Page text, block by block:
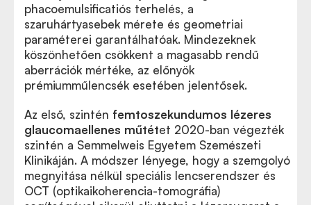
phacoemulsificatiós terhelés, a
szaruhártyasebek mérete és geometriai
paraméterei garantálhatóak. Mindezeknek
köszönhetően csökkent a magasabb rendű
aberrációk mértéke, az előnyök
prémiumműlencsék esetében jelentősek.
Az első, szintén femtoszekundumos lézeres
glaucomaellenes műtétet 2020-ban végezték
szintén a Semmelweis Egyetem Szemészeti
Klinikáján. A módszer lényege, hogy a szemgolyó
megnyitása nélkül speciális lencserendszer és
OCT (optikaikoherencia-tomográfia)